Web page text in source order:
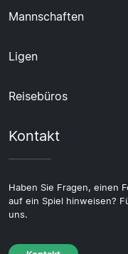
Mannschaften
Ligen
Reisebüros
Kontakt
Haben Sie Fragen, einen
auf ein Spiel hinweisen?
uns.